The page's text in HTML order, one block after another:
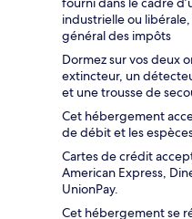
industrielle ou libérale,
général des impôts
Dormez sur vos deux
extincteur, un
et une trousse de
Cet hébergement
de débit et les
Cartes de crédit
American Express,
UnionPay.
Cet hébergement se